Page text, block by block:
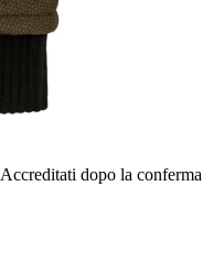
Accreditati dopo la conferma